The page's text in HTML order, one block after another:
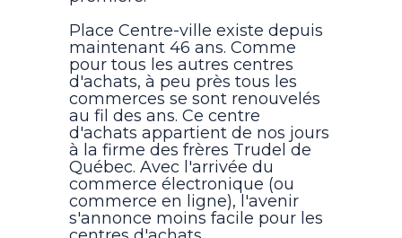
Place Centre-ville existe depuis
maintenant 46 ans. Comme
pour tous les autres centres
d'achats, à peu près tous les
commerces se sont renouvelés
au fil des ans. Ce centre
d'achats appartient de nos jours
à la firme des frères Trudel de
Québec. Avec l'arrivée du
commerce électronique (ou
commerce en ligne), l'avenir
s'annonce moins facile pour les